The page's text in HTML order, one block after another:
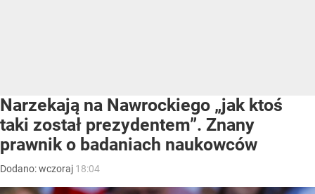
Narzekają na Nawrockiego „jak ktoś
taki został prezydentem”. Znany
prawnik o badaniach naukowców
Dodano:wczoraj 18:04